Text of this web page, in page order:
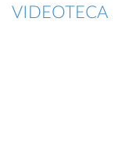
VIDEOTECA